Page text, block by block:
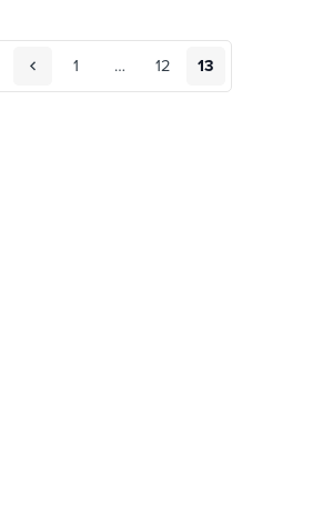
1 … 12 13